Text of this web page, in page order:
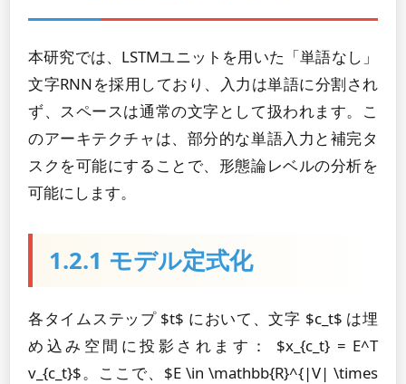
本研究では、LSTMユニットを用いた「単語なし」
文字RNNを採用しており、入力は単語に分割され
ず、スペースは通常の文字として扱われます。こ
のアーキテクチャは、部分的な単語入力と補完タ
スクを可能にすることで、形態論レベルの分析を
可能にします。
1.2.1 モデル定式化
各タイムステップ $t$ において、文字 $c_t$ は埋
め込み空間に投影されます： $x_{c_t} = E^T
v_{c_t}$。ここで、$E \in \mathbb{R}^{|V| \times